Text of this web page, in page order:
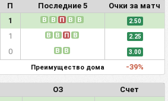
П Последние 5 Очки за матч
1 В В П В В 2.50
1 В В П В 2.25
0 В В 3.00
Преимущество дома -39%
ОЗ Счет